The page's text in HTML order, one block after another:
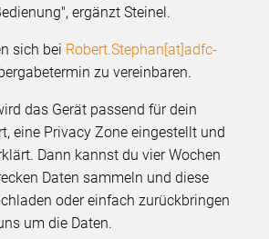
ergänzt Steinel.
sich bei Robert.Stephan[at]adfc-
zu vereinbaren.
das Gerät passend für dein
eine Privacy Zone eingestellt und
Dann kannst du vier Wochen
Daten sammeln und diese
oder einfach zurückbringen
um die Daten.